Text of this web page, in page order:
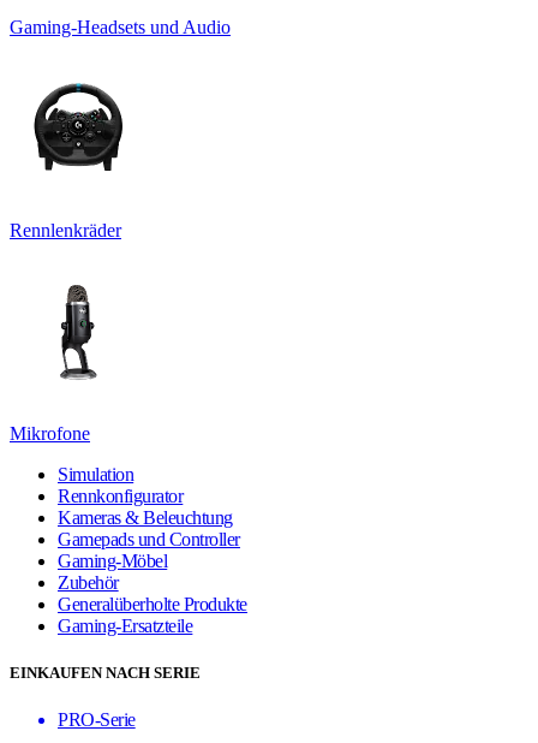
Gaming-Headsets und Audio
Rennlenkräder
Mikrofone
Simulation
Rennkonfigurator
Kameras & Beleuchtung
Gamepads und Controller
Gaming-Möbel
Zubehör
Generalüberholte Produkte
Gaming-Ersatzteile
EINKAUFEN NACH SERIE
PRO-Serie